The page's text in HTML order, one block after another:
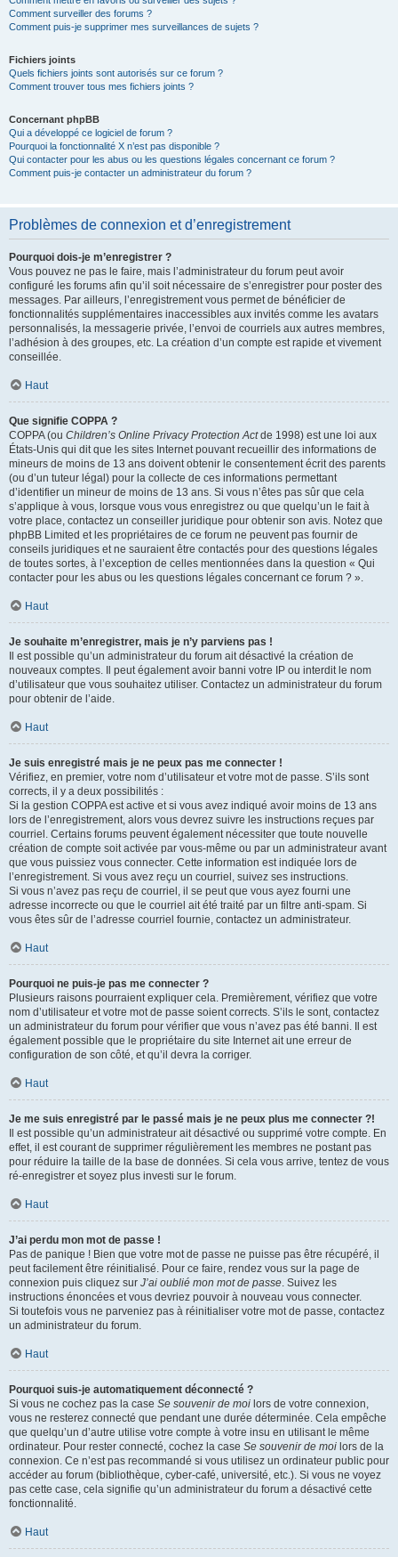
Comment surveiller des forums ?
Comment puis-je supprimer mes surveillances de sujets ?
Fichiers joints
Quels fichiers joints sont autorisés sur ce forum ?
Comment trouver tous mes fichiers joints ?
Concernant phpBB
Qui a développé ce logiciel de forum ?
Pourquoi la fonctionnalité X n’est pas disponible ?
Qui contacter pour les abus ou les questions légales concernant ce forum ?
Comment puis-je contacter un administrateur du forum ?
Problèmes de connexion et d’enregistrement
Pourquoi dois-je m’enregistrer ?
Vous pouvez ne pas le faire, mais l’administrateur du forum peut avoir
configuré les forums afin qu’il soit nécessaire de s’enregistrer pour poster des
messages. Par ailleurs, l’enregistrement vous permet de bénéficier de
fonctionnalités supplémentaires inaccessibles aux invités comme les avatars
personnalisés, la messagerie privée, l’envoi de courriels aux autres membres,
l’adhésion à des groupes, etc. La création d’un compte est rapide et vivement
conseillée.
Haut
Que signifie COPPA ?
COPPA (ou Children’s Online Privacy Protection Actde 1998) est une loi aux
États-Unis qui dit que les sites Internet pouvant recueillir des informations de
mineurs de moins de 13 ans doivent obtenir le consentement écrit des parents
(ou d’un tuteur légal) pour la collecte de ces informations permettant
d’identifier un mineur de moins de 13 ans. Si vous n’êtes pas sûr que cela
s’applique à vous, lorsque vous vous enregistrez ou que quelqu’un le fait à
votre place, contactez un conseiller juridique pour obtenir son avis. Notez que
phpBB Limited et les propriétaires de ce forum ne peuvent pas fournir de
conseils juridiques et ne sauraient être contactés pour des questions légales
de toutes sortes, à l’exception de celles mentionnées dans la question « Qui
contacter pour les abus ou les questions légales concernant ce forum ? ».
Haut
Je souhaite m’enregistrer, mais je n’y parviens pas !
Il est possible qu’un administrateur du forum ait désactivé la création de
nouveaux comptes. Il peut également avoir banni votre IP ou interdit le nom
d’utilisateur que vous souhaitez utiliser. Contactez un administrateur du forum
pour obtenir de l’aide.
Haut
Je suis enregistré mais je ne peux pas me connecter !
Vérifiez, en premier, votre nom d’utilisateur et votre mot de passe. S’ils sont
corrects, il y a deux possibilités :
Si la gestion COPPA est active et si vous avez indiqué avoir moins de 13 ans
lors de l’enregistrement, alors vous devrez suivre les instructions reçues par
courriel. Certains forums peuvent également nécessiter que toute nouvelle
création de compte soit activée par vous-même ou par un administrateur avant
que vous puissiez vous connecter. Cette information est indiquée lors de
l’enregistrement. Si vous avez reçu un courriel, suivez ses instructions.
Si vous n’avez pas reçu de courriel, il se peut que vous ayez fourni une
adresse incorrecte ou que le courriel ait été traité par un filtre anti-spam. Si
vous êtes sûr de l’adresse courriel fournie, contactez un administrateur.
Haut
Pourquoi ne puis-je pas me connecter ?
Plusieurs raisons pourraient expliquer cela. Premièrement, vérifiez que votre
nom d’utilisateur et votre mot de passe soient corrects. S’ils le sont, contactez
un administrateur du forum pour vérifier que vous n’avez pas été banni. Il est
également possible que le propriétaire du site Internet ait une erreur de
configuration de son côté, et qu’il devra la corriger.
Haut
Je me suis enregistré par le passé mais je ne peux plus me connecter ?!
Il est possible qu’un administrateur ait désactivé ou supprimé votre compte. En
effet, il est courant de supprimer régulièrement les membres ne postant pas
pour réduire la taille de la base de données. Si cela vous arrive, tentez de vous
ré-enregistrer et soyez plus investi sur le forum.
Haut
J’ai perdu mon mot de passe !
Pas de panique ! Bien que votre mot de passe ne puisse pas être récupéré, il
peut facilement être réinitialisé. Pour ce faire, rendez vous sur la page de
connexion puis cliquez sur J’ai oublié mon mot de passe. Suivez les
instructions énoncées et vous devriez pouvoir à nouveau vous connecter.
Si toutefois vous ne parveniez pas à réinitialiser votre mot de passe, contactez
un administrateur du forum.
Haut
Pourquoi suis-je automatiquement déconnecté ?
Si vous ne cochez pas la case Se souvenir de moi lors de votre connexion,
vous ne resterez connecté que pendant une durée déterminée. Cela empêche
que quelqu’un d’autre utilise votre compte à votre insu en utilisant le même
ordinateur. Pour rester connecté, cochez la case Se souvenir de moi lors de la
connexion. Ce n’est pas recommandé si vous utilisez un ordinateur public pour
accéder au forum (bibliothèque, cyber-café, université, etc.). Si vous ne voyez
pas cette case, cela signifie qu’un administrateur du forum a désactivé cette
fonctionnalité.
Haut